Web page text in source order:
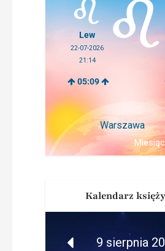
Lew
22-07-2026
21:14
05:09
Miesiąc
Kalendarz
9 sierpnia